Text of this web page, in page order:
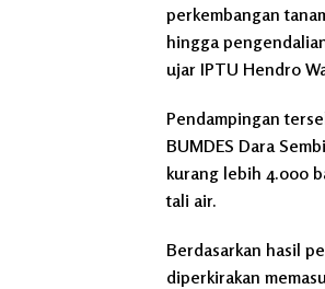
perkembangan
hingga
ujar IPTU Hendro
Pendampingan
BUMDES Dara
kurang lebih 4.000
tali air.
Berdasarkan hasil
diperkirakan